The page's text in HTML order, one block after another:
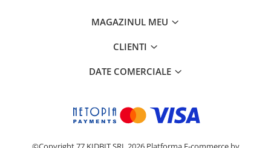
MAGAZINUL MEU
CLIENTI
DATE COMERCIALE